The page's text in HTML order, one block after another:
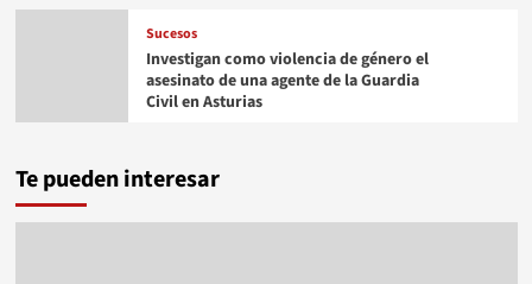
Sucesos
Investigan como violencia de género el
asesinato de una agente de la Guardia
Civil en Asturias
Te pueden interesar